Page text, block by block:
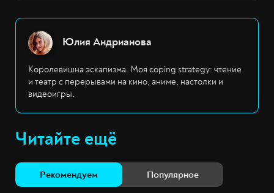
Юлия Андрианова
Королевишна эскапизма. Моя coping strategy: чтение
и театр с перерывами на кино, аниме, настолки и
видеоигры.
Читайте ещё
Рекомендуем Популярное